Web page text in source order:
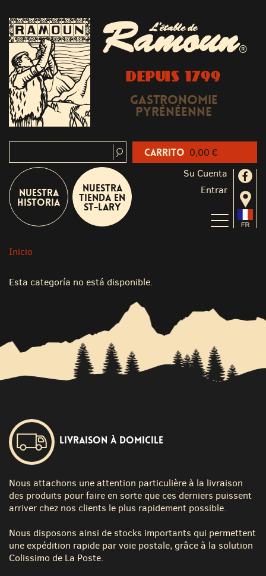
L'étable de
Ramoun®
DEPUIS 1799
Gastronomie
Pyrénéenne
Su Cuenta
Entrar
Nuestra
historia
Nuestra
tienda en
St-Lary
Inicio
Esta categoría no está disponible.
Livraison à domicile
Nous attachons une attention particulière à la livraison
des produits pour faire en sorte que ces derniers puissent
arriver chez nos clients le plus rapidement possible.
Nous disposons ainsi de stocks importants qui permettent
une expédition rapide par voie postale, grâce à la solution
Colissimo de La Poste.
Carrito 0,00 €